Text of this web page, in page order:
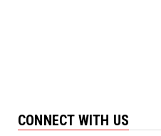
CONNECT WITH US